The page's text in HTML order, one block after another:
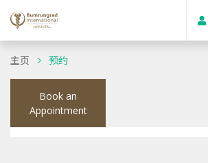
主页 预约
Book an
Appointment